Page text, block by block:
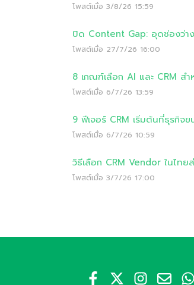
โพสต์เมื่อ 3/8/26 15:59
ปิด Content Gap: อุดช่องว่า
โพสต์เมื่อ 27/7/26 16:00
8 เกณฑ์เลือก AI และ CRM ส
โพสต์เมื่อ 6/7/26 13:59
9 ฟีเจอร์ CRM เริ่มต้นที่ธุรกิจ
โพสต์เมื่อ 6/7/26 10:59
วิธีเลือก CRM Vendor ในไท
โพสต์เมื่อ 3/7/26 17:00